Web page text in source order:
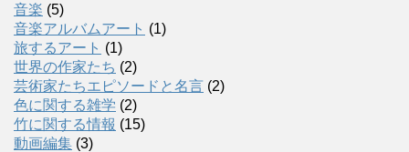
音楽 (5)
音楽アルバムアート (1)
旅するアート (1)
世界の作家たち (2)
芸術家たちエピソードと名言 (2)
色に関する雑学 (2)
竹に関する情報 (15)
動画編集 (3)